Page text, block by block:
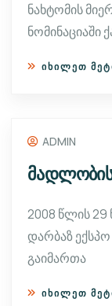
ნახტომის
ᲘᲮᲘᲚᲔᲗ
ADMIN
2008 წლის
დარბაზ
გაიმართა
ᲘᲮᲘᲚᲔᲗ